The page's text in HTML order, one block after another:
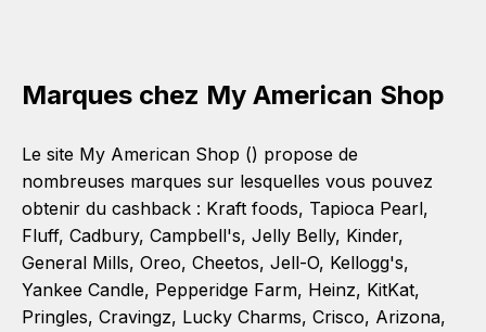
Marques chez My American Shop
Le site My American Shop () propose de
nombreuses marques sur lesquelles vous pouvez
obtenir du cashback : Kraft foods, Tapioca Pearl,
Fluff, Cadbury, Campbell's, Jelly Belly, Kinder,
General Mills, Oreo, Cheetos, Jell-O, Kellogg's,
Yankee Candle, Pepperidge Farm, Heinz, KitKat,
Pringles, Cravingz, Lucky Charms, Crisco, Arizona,